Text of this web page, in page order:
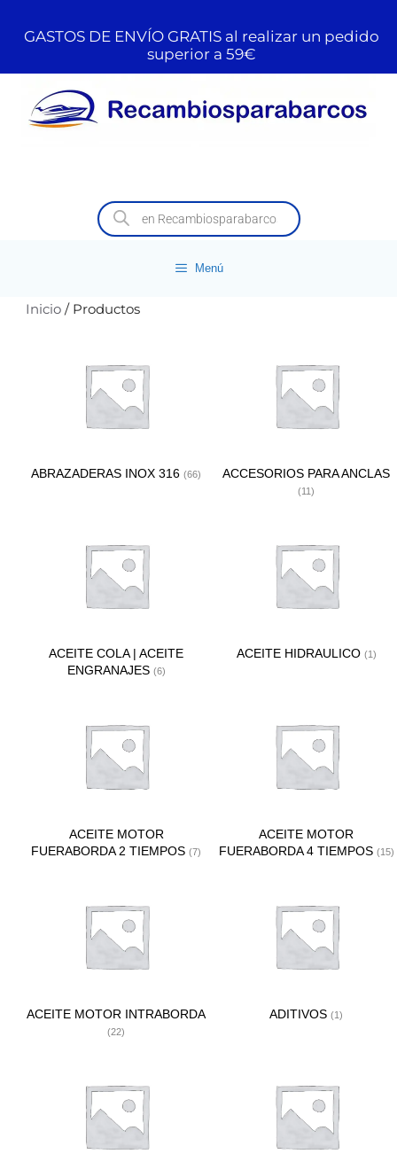
GASTOS DE ENVÍO GRATIS al realizar un pedido
superior a 59€
Menú
Inicio / Productos
ABRAZADERAS INOX 316(66) ACCESORIOS PARA ANCLAS
(11)
ACEITE COLA | ACEITE
ENGRANAJES (6)
ACEITE HIDRAULICO (1)
ACEITE MOTOR
FUERABORDA 2 TIEMPOS(7)
ACEITE MOTOR
FUERABORDA 4 TIEMPOS (15)
ACEITE MOTOR INTRABORDA
(22)
ADITIVOS(1)